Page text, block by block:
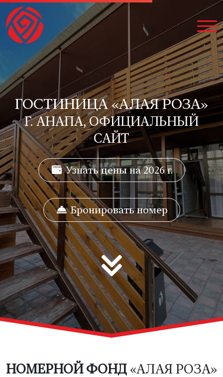
ГОСТИНИЦА «АЛАЯ РОЗА»
Г. АНАПА, ОФИЦИАЛЬНЫЙ
САЙТ
Узнать цены на 2026 г.
Бронировать номер
НОМЕРНОЙ ФОНД «АЛАЯ РОЗА»